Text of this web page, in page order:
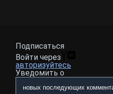
Подписаться
Войти через
авторизуйтесь
Уведомить о